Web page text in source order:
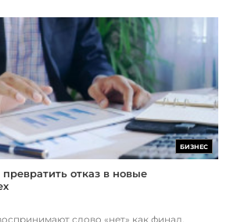
БИЗНЕС
отказ в новые
слово «нет» как финал,